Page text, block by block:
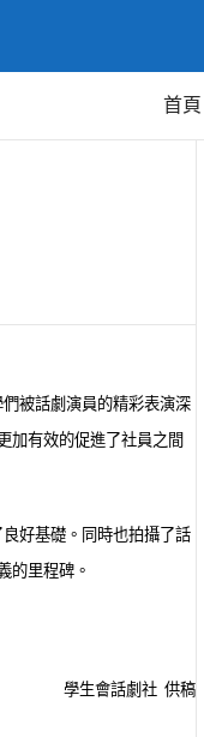
首頁
被話劇演員的精彩表演深
加有效的促進了社員之間
好基礎。同時也拍攝了話
的里程碑。
學生會話劇社 供稿